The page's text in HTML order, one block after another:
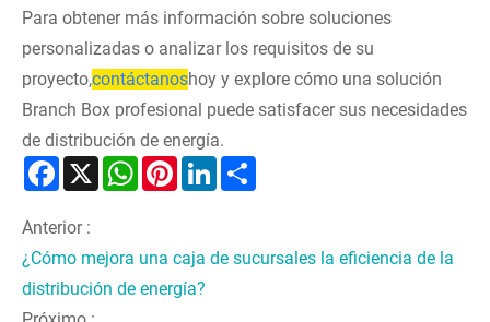
Para obtener más información sobre soluciones
personalizadas o analizar los requisitos de su
proyecto,contáctanoshoy y explore cómo una solución
Branch Box profesional puede satisfacer sus necesidades
de distribución de energía.
Facebook
X WhatsAppPinterestLinkedIn
Anterior :
¿Cómo mejora una caja de sucursales la eficiencia de la
distribución de energía?